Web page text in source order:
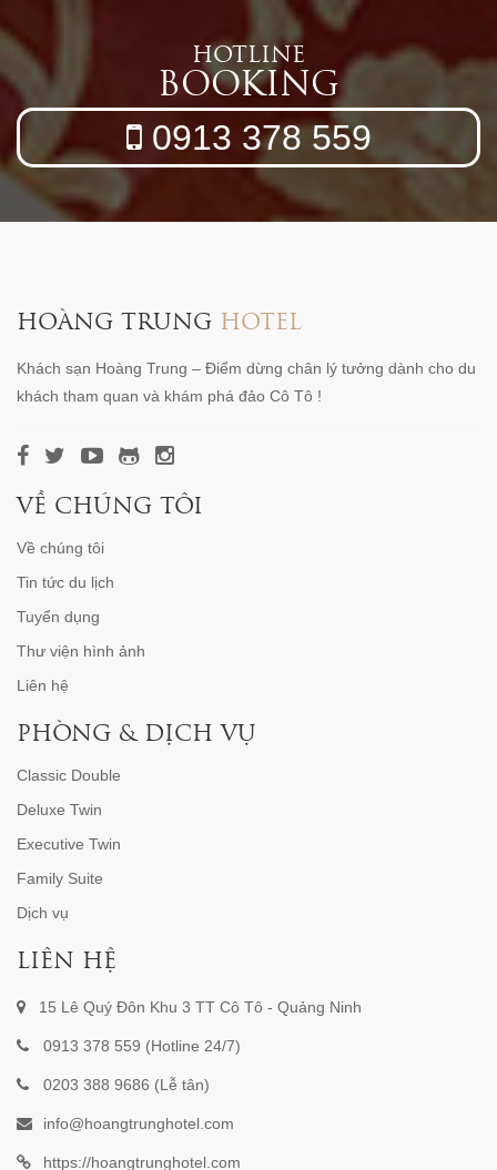
HOTLINE
BOOKING
0913 378 559
HOÀNG TRUNG HOTEL
Khách sạn Hoàng Trung – Điểm dừng chân lý tưởng dành cho du
khách tham quan và khám phá đảo Cô Tô !
VỀ CHÚNG TÔI
Về chúng tôi
Tin tức du lịch
Tuyển dụng
Thư viện hình ảnh
Liên hệ
PHÒNG & DỊCH VỤ
Classic Double
Deluxe Twin
Executive Twin
Family Suite
Dịch vụ
LIÊN HỆ
15 Lê Quý Đôn Khu 3 TT Cô Tô - Quảng Ninh
0913 378 559 (Hotline 24/7)
0203 388 9686 (Lễ tân)
info@hoangtrunghotel.com
https://hoangtrunghotel.com